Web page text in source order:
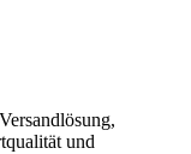
und